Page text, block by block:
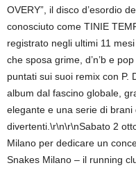
OVERY”, il disco d’esordio
conosciuto come TINIE
registrato negli ultimi 11
che sposa grime, d’n’b e
puntati sui suoi remix con P.
album dal fascino globale,
elegante e una serie di
divertenti.\r\n\r\nSabato 2
Milano per dedicare un
Snakes Milano – il running